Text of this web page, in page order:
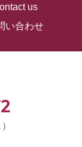
us
い合わせ